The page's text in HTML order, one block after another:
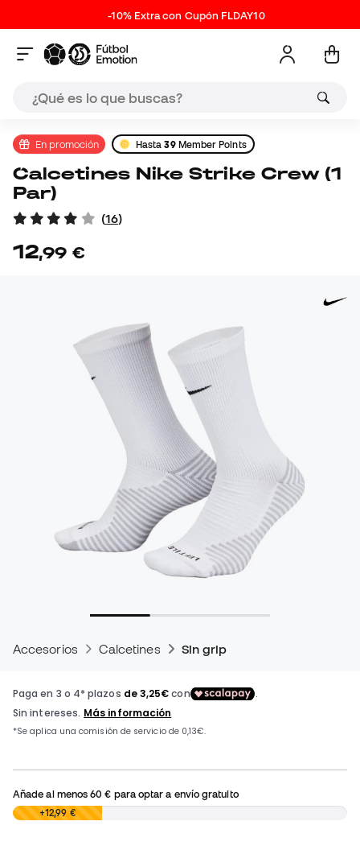
-10% Extra con Cupón FLDAY10
En promoción Hasta39Member Points
Calcetines Nike Strike Crew (1
Par)
(16)
12,99 €
Accesorios Calcetines Sin grip
Añade al menos60 € para optar a envío gratuito
0,00 €+12,99 €